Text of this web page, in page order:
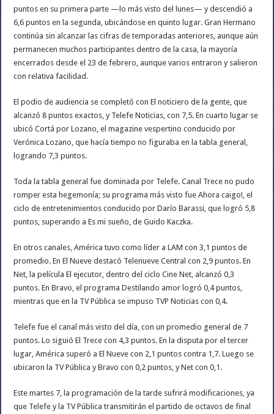
puntos en su primera parte —lo más visto del lunes— y descendió a
6,6 puntos en la segunda, ubicándose en quinto lugar. Gran Hermano
continúa sin alcanzar las cifras de temporadas anteriores, aunque aún
permanecen muchos participantes dentro de la casa, la mayoría
encerrados desde el 23 de febrero, aunque varios entraron y salieron
con relativa facilidad.
El podio de audiencia se completó con El noticiero de la gente, que
alcanzó 8 puntos exactos, y Telefe Noticias, con 7,5. En cuarto lugar se
ubicó Cortá por Lozano, el magazine vespertino conducido por
Verónica Lozano, que hacía tiempo no figuraba en la tabla general,
logrando 7,3 puntos.
Toda la tabla general fue dominada por Telefe. Canal Trece no pudo
romper esta hegemonía; su programa más visto fue Ahora caigo!, el
ciclo de entretenimientos conducido por Darío Barassi, que logró 5,8
puntos, superando a Es mi sueño, de Guido Kaczka.
En otros canales, América tuvo como líder a LAM con 3,1 puntos de
promedio. En El Nueve destacó Telenueve Central con 2,9 puntos. En
Net, la película El ejecutor, dentro del ciclo Cine Net, alcanzó 0,3
puntos. En Bravo, el programa Destilando amor logró 0,4 puntos,
mientras que en la TV Pública se impuso TVP Noticias con 0,4.
Telefe fue el canal más visto del día, con un promedio general de 7
puntos. Lo siguió El Trece con 4,3 puntos. En la disputa por el tercer
lugar, América superó a El Nueve con 2,1 puntos contra 1,7. Luego se
ubicaron la TV Pública y Bravo con 0,2 puntos, y Net con 0,1.
Este martes 7, la programación de la tarde sufrirá modificaciones, ya
que Telefe y la TV Pública transmitirán el partido de octavos de final